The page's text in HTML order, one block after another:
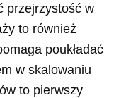
przejrzystość w
to również
poukładać
w skalowaniu
to pierwszy